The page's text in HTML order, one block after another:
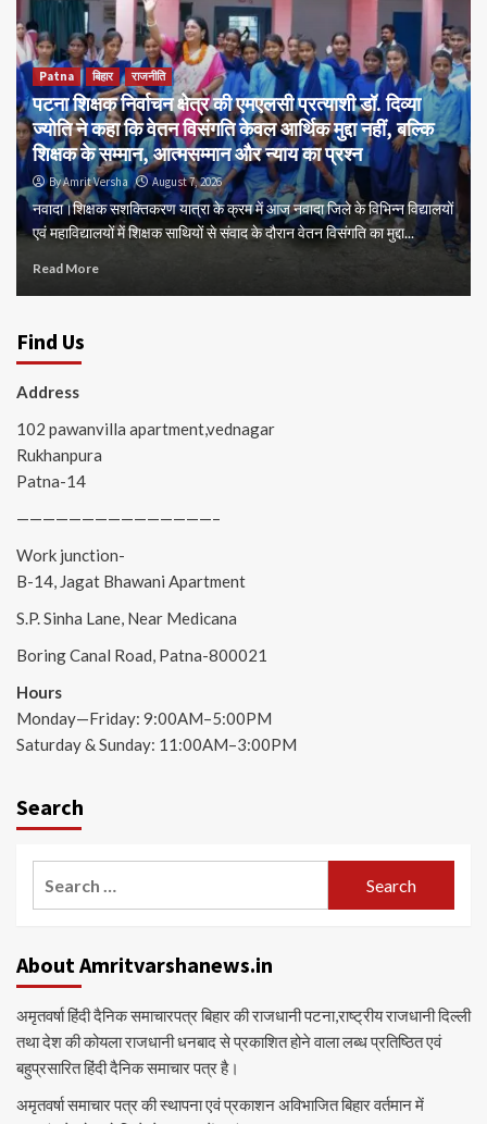
Patna बिहार राजनीति
पटना शिक्षक निर्वाचन क्षेत्र की एमएलसी प्रत्याशी डॉ. दिव्या
ज्योति ने कहा कि वेतन विसंगति केवल आर्थिक मुद्दा नहीं, बल्कि
शिक्षक के सम्मान, आत्मसम्मान और न्याय का प्रश्न
By Amrit Versha August 7, 2026
नवादा।शिक्षक सशक्तिकरण यात्रा के क्रम में आज नवादा जिले के विभिन्न विद्यालयों
एवं महाविद्यालयों में शिक्षक साथियों से संवाद के दौरान वेतन विसंगति का मुद्दा...
Read More
Find Us
Address
102 pawanvilla apartment,vednagar
Rukhanpura
Patna-14
———————————————–
Work junction-
B-14, Jagat Bhawani Apartment
S.P. Sinha Lane, Near Medicana
Boring Canal Road, Patna-800021
Hours
Monday—Friday: 9:00AM–5:00PM
Saturday & Sunday: 11:00AM–3:00PM
Search
About Amritvarshanews.in
अमृतवर्षा हिंदी दैनिक समाचारपत्र बिहार की राजधानी पटना,राष्ट्रीय राजधानी दिल्ली
तथा देश की कोयला राजधानी धनबाद से प्रकाशित होने वाला लब्ध प्रतिष्ठित एवं
बहुप्रसारित हिंदी दैनिक समाचार पत्र है।
अमृतवर्षा समाचार पत्र की स्थापना एवं प्रकाशन अविभाजित बिहार वर्तमान में